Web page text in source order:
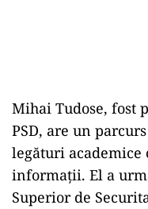
Mihai Tudose, fost
PSD, are un
legături
informații. El a
Superior de